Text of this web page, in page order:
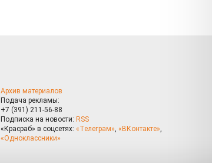
Архив материалов
Подача рекламы:
+7 (391) 211-56-88
Подписка на новости: RSS
«Красраб» в соцсетях: «Телеграм», «ВКонтакте»,
«Одноклассники»